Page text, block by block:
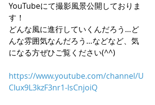
YouTubeにて撮影風景公開しておりま
す！
どんな風に進行していくんだろう…ど
んな雰囲気なんだろう…などなど、気
になる方ぜひご覧ください(^^)
https://www.youtube.com/channel/U
CIux9L3kzF3nr1-lsCnjoiQ